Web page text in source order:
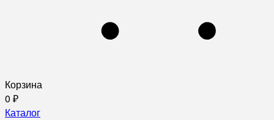
Корзина
0 ₽
Каталог